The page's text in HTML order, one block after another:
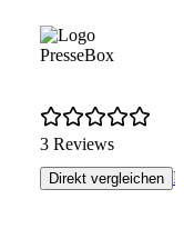
PresseBox
3 Reviews
Direkt vergleichen